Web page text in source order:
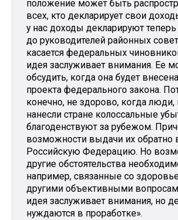
положение может быть
всех, кто декларирует свои
у нас доходы декларируют теперь
до руководителей районных
касается федеральных
идея заслуживает внимания. Ее
обсудить, когда она будет
проекта федерального закона.
конечно, не здорово, когда
нанесли стране колоссальные
благоденствуют за рубежом.
возможности выдачи их обратно
Российскую Федерацию. Но
другие обстоятельства
например, связанные со
другими объективными
идея заслуживает внимания, но
нуждаются в проработке».